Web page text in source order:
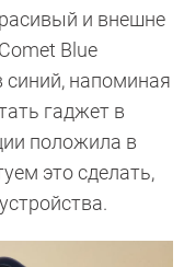
и внешне
Blue
синий, напоминая
гаджет в
положила в
это сделать,